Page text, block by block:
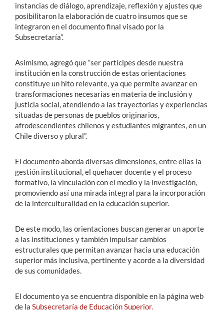
instancias de diálogo, aprendizaje, reflexión y ajustes que
posibilitaron la elaboración de cuatro insumos que se
integraron en el documento final visado por la
Subsecretaría”.
Asimismo, agregó que “ser partícipes desde nuestra
institución en la construcción de estas orientaciones
constituye un hito relevante, ya que permite avanzar en
transformaciones necesarias en materia de inclusión y
justicia social, atendiendo a las trayectorias y experiencias
situadas de personas de pueblos originarios,
afrodescendientes chilenos y estudiantes migrantes, en un
Chile diverso y plural”.
El documento aborda diversas dimensiones, entre ellas la
gestión institucional, el quehacer docente y el proceso
formativo, la vinculación con el medio y la investigación,
promoviendo así una mirada integral para la incorporación
de la interculturalidad en la educación superior.
De este modo, las orientaciones buscan generar un aporte
a las instituciones y también impulsar cambios
estructurales que permitan avanzar hacia una educación
superior más inclusiva, pertinente y acorde a la diversidad
de sus comunidades.
El documento ya se encuentra disponible en la página web
de la Subsecretaría de Educación Superior.